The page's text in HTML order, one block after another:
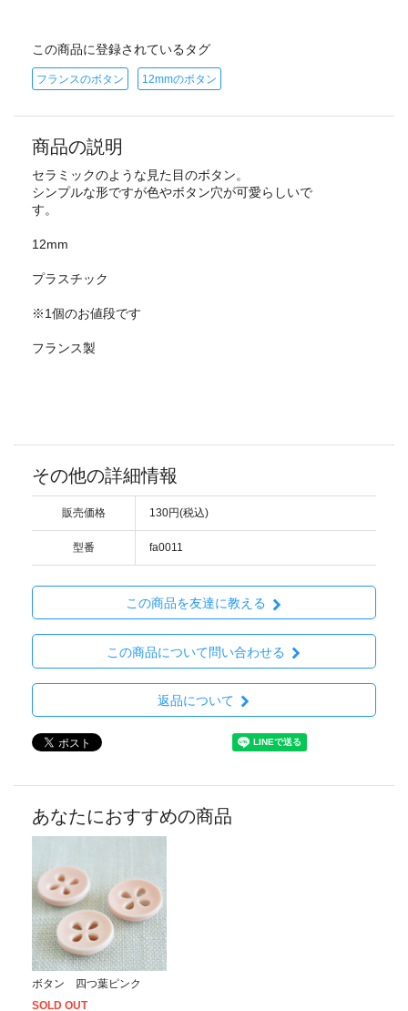
この商品に登録されているタグ
フランスのボタン 12mmのボタン
商品の説明
セラミックのような見た目のボタン。
シンプルな形ですが色やボタン穴が可愛らしいで
す。
12mm
プラスチック
※1個のお値段です
フランス製
その他の詳細情報
販売価格 130円(税込)
型番 fa0011
この商品を友達に教える
この商品について問い合わせる
返品について
あなたにおすすめの商品
ボタン 四つ葉ピンク
SOLD OUT